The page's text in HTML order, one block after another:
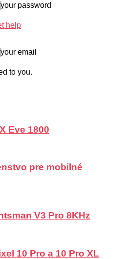
your password
help
your email
to you.
Eve 1800
pre mobilné
V3 Pro 8KHz
10 Pro a 10 Pro XL